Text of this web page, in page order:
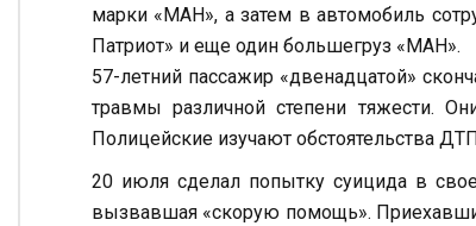
марки «МАН», а затем в автомобиль
Патриот» и еще один большегруз «МАН».
57-летний пассажир «двенадцатой»
травмы различной степени тяжести.
Полицейские изучают обстоятельства
20 июля сделал попытку суицида в
вызвавшая «скорую помощь».